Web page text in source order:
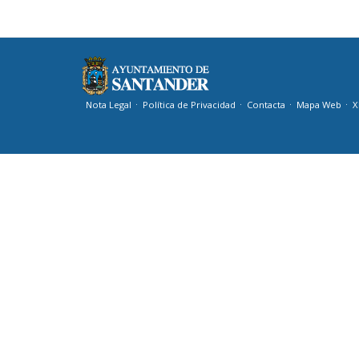
Nota Legal Política de Privacidad Contacta Mapa Web